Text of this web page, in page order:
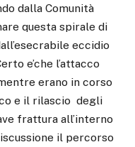
dalla Comunità
questa spirale di
eccidio
e’che l’attacco
erano in corso
e il rilascio degli
frattura all’interno
il percorso